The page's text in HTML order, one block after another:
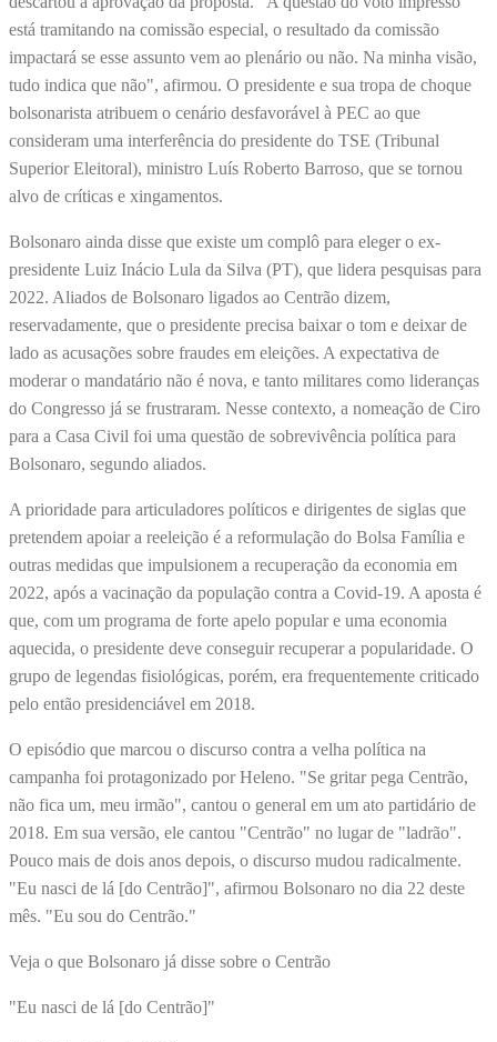
está tramitando na comissão especial, o resultado da comissão
impactará se esse assunto vem ao plenário ou não. Na minha visão,
tudo indica que não", afirmou. O presidente e sua tropa de choque
bolsonarista atribuem o cenário desfavorável à PEC ao que
consideram uma interferência do presidente do TSE (Tribunal
Superior Eleitoral), ministro Luís Roberto Barroso, que se tornou
alvo de críticas e xingamentos.
Bolsonaro ainda disse que existe um complô para eleger o ex-
presidente Luiz Inácio Lula da Silva (PT), que lidera pesquisas para
2022. Aliados de Bolsonaro ligados ao Centrão dizem,
reservadamente, que o presidente precisa baixar o tom e deixar de
lado as acusações sobre fraudes em eleições. A expectativa de
moderar o mandatário não é nova, e tanto militares como lideranças
do Congresso já se frustraram. Nesse contexto, a nomeação de Ciro
para a Casa Civil foi uma questão de sobrevivência política para
Bolsonaro, segundo aliados.
A prioridade para articuladores políticos e dirigentes de siglas que
pretendem apoiar a reeleição é a reformulação do Bolsa Família e
outras medidas que impulsionem a recuperação da economia em
2022, após a vacinação da população contra a Covid-19. A aposta é
que, com um programa de forte apelo popular e uma economia
aquecida, o presidente deve conseguir recuperar a popularidade. O
grupo de legendas fisiológicas, porém, era frequentemente criticado
pelo então presidenciável em 2018.
O episódio que marcou o discurso contra a velha política na
campanha foi protagonizado por Heleno. "Se gritar pega Centrão,
não fica um, meu irmão", cantou o general em um ato partidário de
2018. Em sua versão, ele cantou "Centrão" no lugar de "ladrão".
Pouco mais de dois anos depois, o discurso mudou radicalmente.
"Eu nasci de lá [do Centrão]", afirmou Bolsonaro no dia 22 deste
mês. "Eu sou do Centrão."
Veja o que Bolsonaro já disse sobre o Centrão
"Eu nasci de lá [do Centrão]"